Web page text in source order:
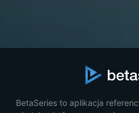
BetaSeries to aplikacja